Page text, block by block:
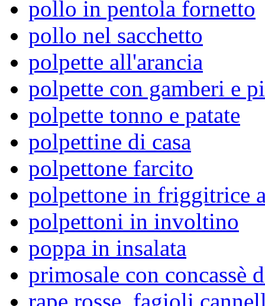
pollo in pentola fornetto
pollo nel sacchetto
polpette all'arancia
polpette con gamberi e
polpette tonno e patate
polpettine di casa
polpettone farcito
polpettone in friggitrice
polpettoni in involtino
poppa in insalata
primosale con concassè